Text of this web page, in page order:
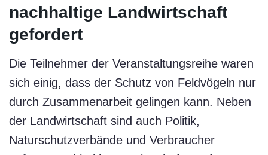
nachhaltige Landwirtschaft
gefordert
Die Teilnehmer der Veranstaltungsreihe waren
sich einig, dass der Schutz von Feldvögeln nur
durch Zusammenarbeit gelingen kann. Neben
der Landwirtschaft sind auch Politik,
Naturschutzverbände und Verbraucher